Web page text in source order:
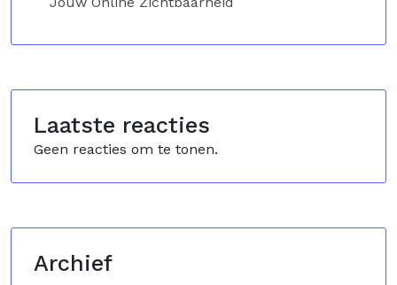
Laatste reacties
Geen reacties om te tonen.
Archief